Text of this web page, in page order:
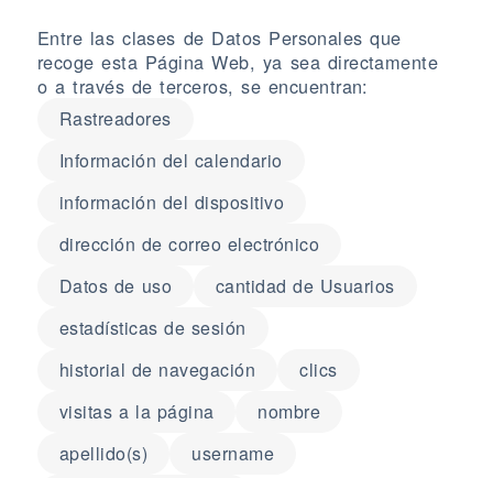
Entre las clases de Datos Personales que
recoge esta Página Web, ya sea directamente
o a través de terceros, se encuentran:
Rastreadores
Información del calendario
información del dispositivo
dirección de correo electrónico
Datos de uso
cantidad de Usuarios
estadísticas de sesión
historial de navegación
clics
visitas a la página
nombre
apellido(s)
username